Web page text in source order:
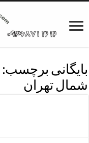
بایگانی برچسب:
شمال تهران